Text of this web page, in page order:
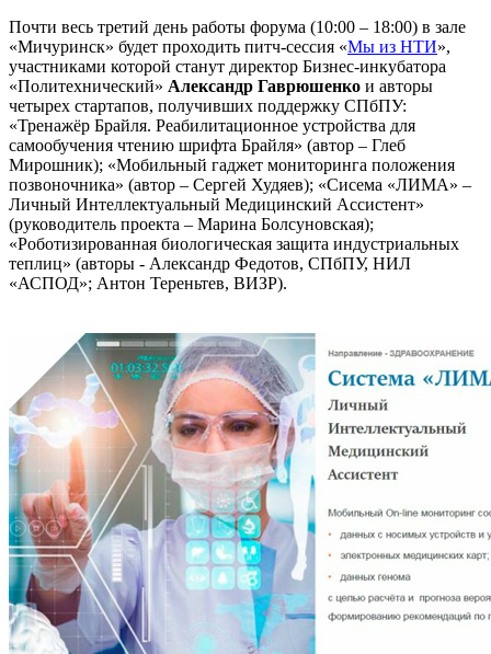
Почти весь третий день работы форума (10:00 – 18:00) в зале
«Мичуринск» будет проходить питч-сессия «Мы из НТИ»,
участниками которой станут директор Бизнес-инкубатора
«Политехнический» Александр Гаврюшенко и авторы
четырех стартапов, получивших поддержку СПбПУ:
«Тренажёр Брайля. Реабилитационное устройства для
самообучения чтению шрифта Брайля» (автор – Глеб
Мирошник); «Мобильный гаджет мониторинга положения
позвоночника» (автор – Сергей Худяев); «Сисема «ЛИМА» –
Личный Интеллектуальный Медицинский Ассистент»
(руководитель проекта – Марина Болсуновская);
«Роботизированная биологическая защита индустриальных
теплиц» (авторы - Александр Федотов, СПбПУ, НИЛ
«АСПОД»; Антон Тереньтев, ВИЗР).